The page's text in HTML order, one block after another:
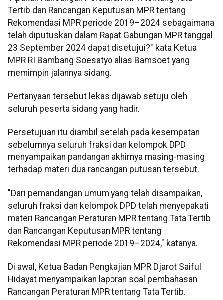
Tertib dan Rancangan Keputusan MPR tentang
Rekomendasi MPR periode 2019–2024 sebagaimana
telah diputuskan dalam Rapat Gabungan MPR tanggal
23 September 2024 dapat disetujui?" kata Ketua
MPR RI Bambang Soesatyo alias Bamsoet yang
memimpin jalannya sidang.
Pertanyaan tersebut lekas dijawab setuju oleh
seluruh peserta sidang yang hadir.
Persetujuan itu diambil setelah pada kesempatan
sebelumnya seluruh fraksi dan kelompok DPD
menyampaikan pandangan akhirnya masing-masing
terhadap materi dua rancangan putusan tersebut.
"Dari pemandangan umum yang telah disampaikan,
seluruh fraksi dan kelompok DPD telah menyepakati
materi Rancangan Peraturan MPR tentang Tata Tertib
dan Rancangan Keputusan MPR tentang
Rekomendasi MPR periode 2019–2024," katanya.
Di awal, Ketua Badan Pengkajian MPR Djarot Saiful
Hidayat menyampaikan laporan soal pembahasan
Rancangan Peraturan MPR tentang Tata Tertib.